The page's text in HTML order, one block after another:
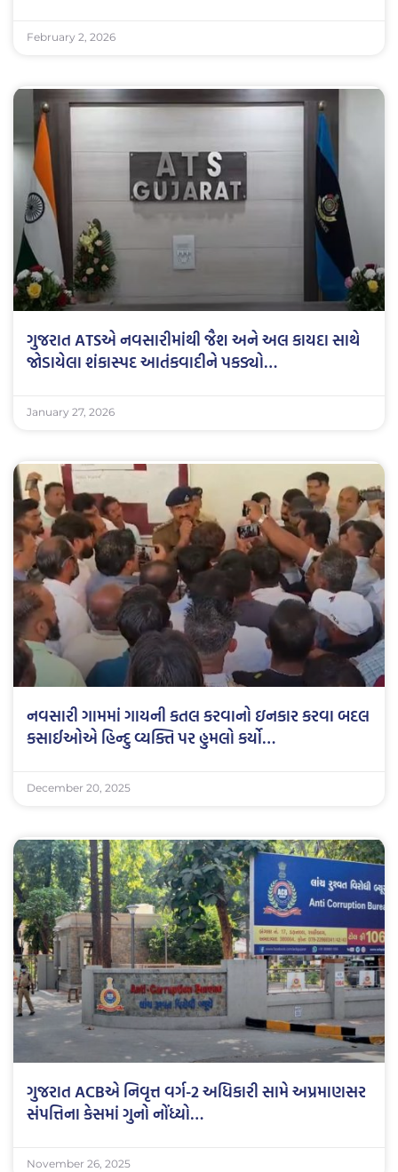
February 2, 2026
ગુજરાત ATSએ નવસારીમાંથી જૈશ અને અલ કાયદા સાથે
જોડાયેલા શંકાસ્પદ આતંકવાદીને પકડ્યો…
January 27, 2026
નવસારી ગામમાં ગાયની કતલ કરવાનો ઇનકાર કરવા બદલ
કસાઈઓએ હિન્દુ વ્યક્તિ પર હુમલો કર્યો…
December 20, 2025
ગુજરાત ACBએ નિવૃત્ત વર્ગ-2 અધિકારી સામે અપ્રમાણસર
સંપત્તિના કેસમાં ગુનો નોંધ્યો…
November 26, 2025